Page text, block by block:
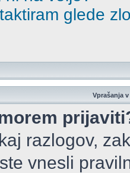
glede
Vprašanja
razlogov,
vnesli